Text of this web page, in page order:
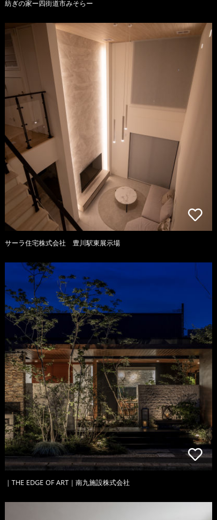
紡ぎの家ー四街道市みそらー
サーラ住宅株式会社 豊川駅東展示場
｜THE EDGE OF ART｜南九施設株式会社